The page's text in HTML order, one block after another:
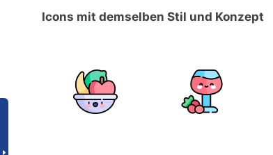
Icons mit demselben Stil und Konzept